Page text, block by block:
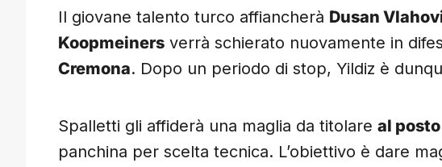
Il giovane talento turco affiancherà Dusan
Koopmeiners verrà schierato nuovamente in
Cremona. Dopo un periodo di stop, Yildiz è
Spalletti gli affiderà una maglia da titolare al
panchina per scelta tecnica. L’obiettivo è dare